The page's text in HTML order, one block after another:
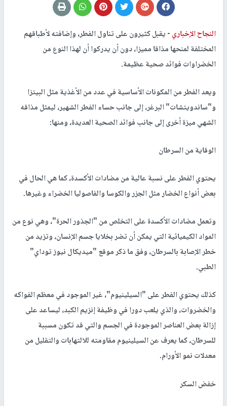
النجاح الإخباري -يقبل كثيرون على تناول الفطر، وإضافته لأطباقهم
المختلفة لمنحها مذاقا مميزا، دون أن يدركوا أن لهذا النوع من
الخضراوات فوائد صحية عظيمة.
ويعد الفطر من المكونات الأساسية في عدد من الأغذية مثل البيتزا
و"ساندويتشات" البرغر، إلى جانب حساء الفطر الشهير، ليمثل مذاقه
الشهي ميزة أخرى إلى جانب فوائد الصحية العديدة، ومنها:
الوقاية من السرطان
يحتوي الفطر على نسبة عالية من مضادات الأكسدة، كما هي الحال في
بعض أنواع الخضار مثل الجزر والكوسا والفاصوليا الخضراء وغيرها.
وتعمل مضادات الأكسدة على التخلص من "الجذور الحرة"، وهي نوع من
المواد الكيميائية التي يمكن أن تضر بخلايا جسم الإنسان، وتزيد من
خطر الإصابة بالسرطان، وفق ما ذكر موقع "ميديكال نيوز توداي"
الطبي.
كذلك يحتوي الفطر على "السيلينيوم"، غير الموجود في معظم الفواكه
والخضروات، والذي يلعب دورا في وظيفة إنزيم الكبد، ليساعد على
إزالة بعض العناصر الموجودة في الجسم والتي قد تكون مسببة
للسرطان، كما يعرف عن السيلينيوم مقاومته للالتهابات والتقليل من
معدلات نمو الأورام.
خفض السكر